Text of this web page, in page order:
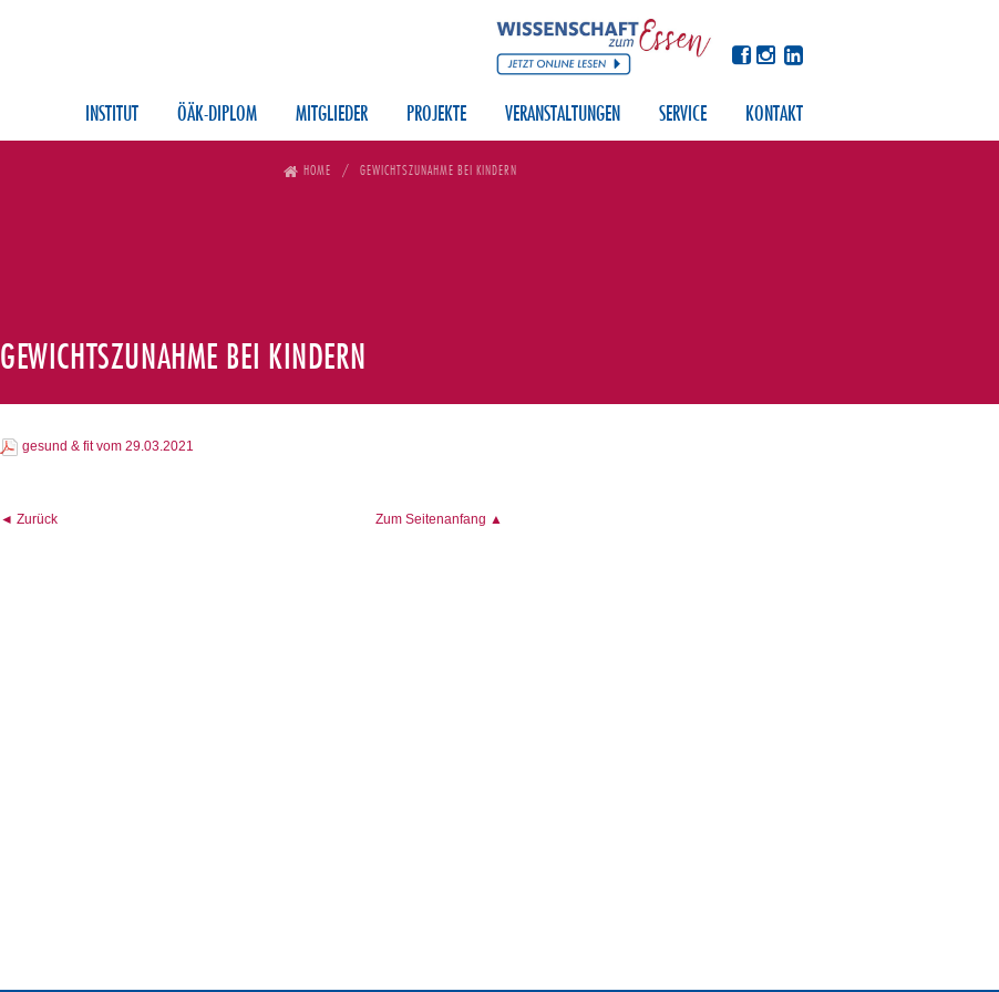
INSTITUT ÖÄK-DIPLOM MITGLIEDER PROJEKTE VERANSTALTUNGEN SERVICE KONTAKT
HOME GEWICHTSZUNAHME BEI KINDERN
GEWICHTSZUNAHME BEI KINDERN
gesund & fit vom 29.03.2021
◄ Zurück Zum Seitenanfang ▲